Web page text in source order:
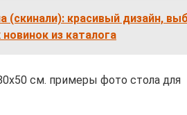
(скинали): красивый дизайн,
из каталога
см. примеры фото стола для